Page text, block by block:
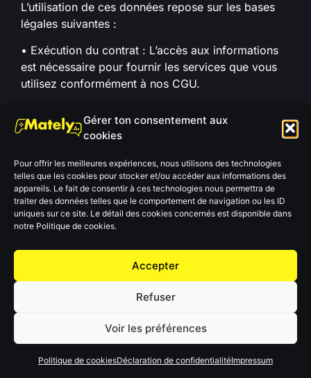
Gérer ton consentement aux
cookies
Pour offrir les meilleures expériences, nous utilisons des technologies
telles que les cookies pour stocker et/ou accéder aux informations des
appareils. Le fait de consentir à ces technologies nous permettra de
traiter des données telles que le comportement de navigation ou les ID
uniques sur ce site. Le détail des cookies concernés est disponible dans
notre Politique de cookies.
Accepter
Refuser
Voir les préférences
Politique de cookiesDéclaration de confidentialitéImpressum
L’utilisation de ces données repose sur les bases
légales suivantes :
• Exécution du contrat : L’accès aux informations
est nécessaire pour fournir les services que vous
utilisez conformément à nos CGU.
collecterons votre consentement explicite avant
d’accéder à ces informations.
En utilisant nos services, vous acceptez que nous
accédions, via ces API, aux données nécessaires
pour assurer la fourniture, l’amélioration et la
personnalisation de nos services.
Vous reconnaissez également que l’accès à ces
informations est soumis aux politiques et
conditions des éditeurs tiers concernés, lesquelles
peuvent être distinctes des présentes CGU.
Nous nous engageons à utiliser ces données
uniquement dans le cadre des finalités décrites et à
garantir leur traitement en conformité avec les lois